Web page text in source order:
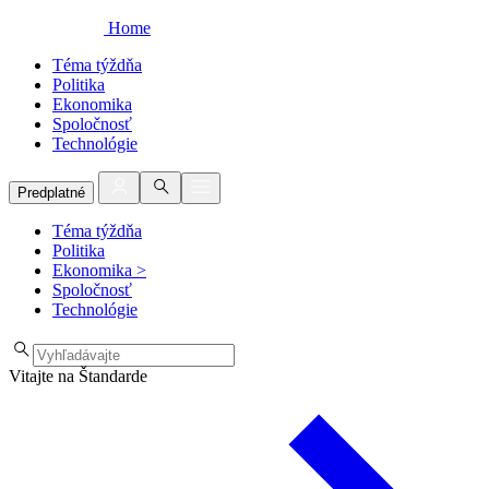
Home
Téma týždňa
Politika
Ekonomika
Spoločnosť
Technológie
Predplatné
Téma týždňa
Politika
Ekonomika >
Spoločnosť
Technológie
Vitajte na Štandarde